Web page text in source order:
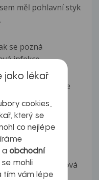
měl pohlavní styk
se pozná
infekce...
podle mého se
trápí svědění
mě trápí kvasinková
jako lékař
cookies,
který se
co nejlépe
a obchodní
mohli
tím vám lépe